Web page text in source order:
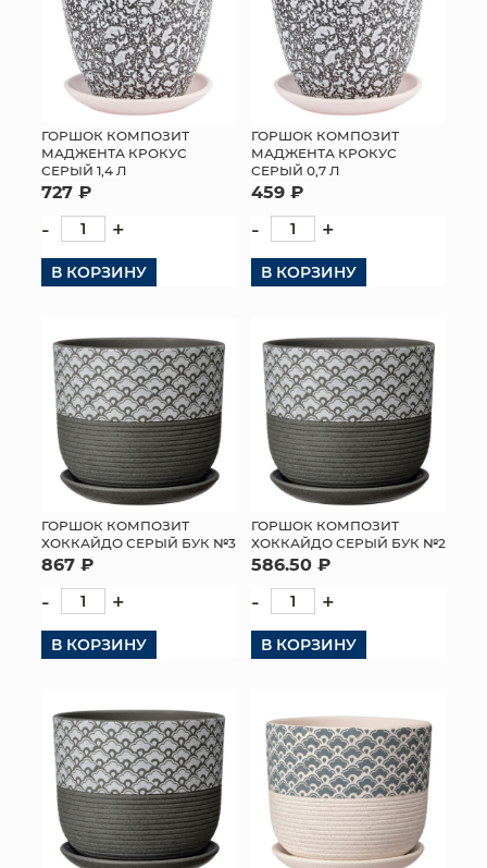
ГОРШОК КОМПОЗИТ
МАДЖЕНТА КРОКУС
СЕРЫЙ 1,4 Л
727 ₽
- +
В КОРЗИНУ
ГОРШОК КОМПОЗИТ
МАДЖЕНТА КРОКУС
СЕРЫЙ 0,7 Л
459 ₽
- +
В КОРЗИНУ
ГОРШОК КОМПОЗИТ
ХОККАЙДО СЕРЫЙ БУК №3
867 ₽
- +
В КОРЗИНУ
ГОРШОК КОМПОЗИТ
ХОККАЙДО СЕРЫЙ БУК №2
586.50 ₽
- +
В КОРЗИНУ